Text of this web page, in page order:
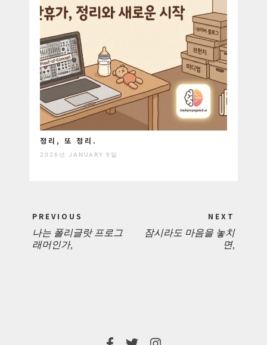
정리, 또 정리.
2026년 JANUARY 9일
navigation
PREVIOUS
PREVIOUS
나는 폴리글랏 프로그
래머인가,
NEXT
잠시라도 마음을 놓치
면,